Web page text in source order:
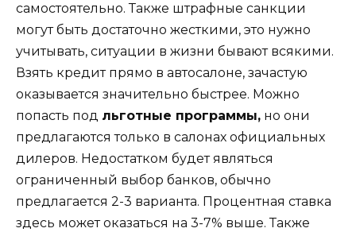
самостоятельно. Также штрафные санкции
могут быть достаточно жесткими, это нужно
учитывать, ситуации в жизни бывают всякими.
Взять кредит прямо в автосалоне, зачастую
оказывается значительно быстрее. Можно
попасть под льготные программы, но они
предлагаются только в салонах официальных
дилеров. Недостатком будет являться
ограниченный выбор банков, обычно
предлагается 2-3 варианта. Процентная ставка
здесь может оказаться на 3-7% выше. Также